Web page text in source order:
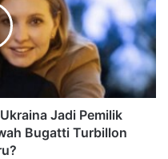
Jadi Pemilik
Bugatti Turbillon